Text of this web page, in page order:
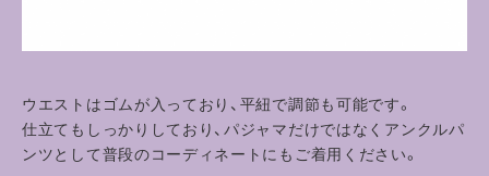
ウエストはゴムが入っており、平紐で調節も可能です。
仕立てもしっかりしており、パジャマだけではなくアンクルパ
ンツとして普段のコーディネートにもご着用ください。